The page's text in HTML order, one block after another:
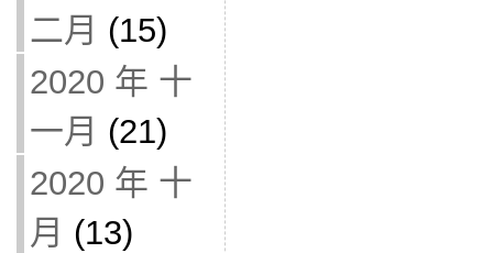
二月 (15)
2020 年 十
一月 (21)
2020 年 十
月 (13)